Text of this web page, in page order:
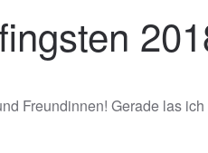
Freundinnen! Gerade las